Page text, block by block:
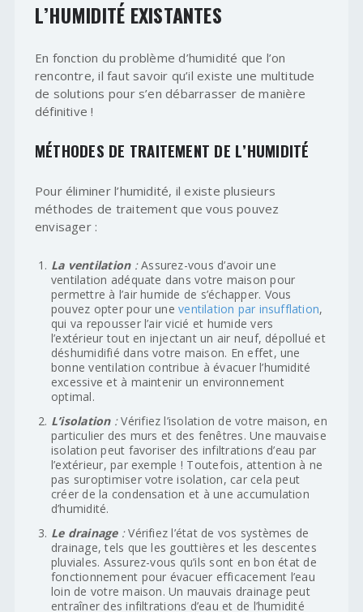
L’HUMIDITÉ EXISTANTES
En fonction du problème d’humidité que l’on
rencontre, il faut savoir qu’il existe une multitude
de solutions pour s’en débarrasser de manière
définitive !
MÉTHODES DE TRAITEMENT DE L’HUMIDITÉ
Pour éliminer l’humidité, il existe plusieurs
méthodes de traitement que vous pouvez
envisager :
La ventilation:Assurez-vous d’avoir une
ventilation adéquate dans votre maison pour
permettre à l’air humide de s’échapper. Vous
pouvez opter pour uneventilation par insufflation,
qui va repousser l’air vicié et humide vers
l’extérieur tout en injectant un air neuf, dépollué et
déshumidifié dans votre maison. En effet, une
bonne ventilation contribue à évacuer l’humidité
excessive et à maintenir un environnement
optimal.
L’isolation :Vérifiez l’isolation de votre maison, en
particulier des murs et des fenêtres. Une mauvaise
isolation peut favoriser des infiltrations d’eau par
l’extérieur, par exemple ! Toutefois, attention à ne
pas suroptimiser votre isolation, car cela peut
créer de la condensation et à une accumulation
d’humidité.
Le drainage:Vérifiez l’état de vos systèmes de
drainage, tels que les gouttières et les descentes
pluviales. Assurez-vous qu’ils sont en bon état de
fonctionnement pour évacuer efficacement l’eau
loin de votre maison. Un mauvais drainage peut
entraîner des infiltrations d’eau et de l’humidité